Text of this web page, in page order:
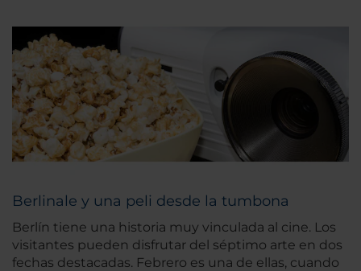
Berlinale y una peli desde la tumbona
Berlín tiene una historia muy vinculada al cine. Los
visitantes pueden disfrutar del séptimo arte en dos
fechas destacadas. Febrero es una de ellas, cuando